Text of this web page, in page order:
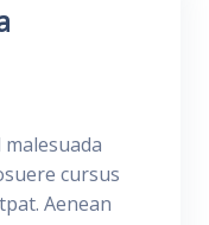
cursus
Aenean